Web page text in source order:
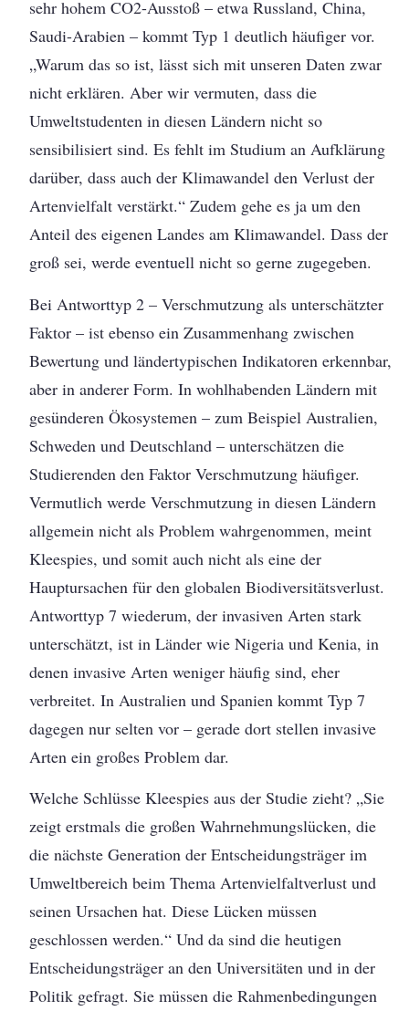
sehr hohem CO2-Ausstoß – etwa Russland, China,
Saudi-Arabien – kommt Typ 1 deutlich häufiger vor.
„Warum das so ist, lässt sich mit unseren Daten zwar
nicht erklären. Aber wir vermuten, dass die
Umweltstudenten in diesen Ländern nicht so
sensibilisiert sind. Es fehlt im Studium an Aufklärung
darüber, dass auch der Klimawandel den Verlust der
Artenvielfalt verstärkt.“ Zudem gehe es ja um den
Anteil des eigenen Landes am Klimawandel. Dass der
groß sei, werde eventuell nicht so gerne zugegeben.
Bei Antworttyp 2 – Verschmutzung als unterschätzter
Faktor – ist ebenso ein Zusammenhang zwischen
Bewertung und ländertypischen Indikatoren erkennbar,
aber in anderer Form. In wohlhabenden Ländern mit
gesünderen Ökosystemen – zum Beispiel Australien,
Schweden und Deutschland – unterschätzen die
Studierenden den Faktor Verschmutzung häufiger.
Vermutlich werde Verschmutzung in diesen Ländern
allgemein nicht als Problem wahrgenommen, meint
Kleespies, und somit auch nicht als eine der
Hauptursachen für den globalen Biodiversitätsverlust.
Antworttyp 7 wiederum, der invasiven Arten stark
unterschätzt, ist in Länder wie Nigeria und Kenia, in
denen invasive Arten weniger häufig sind, eher
verbreitet. In Australien und Spanien kommt Typ 7
dagegen nur selten vor – gerade dort stellen invasive
Arten ein großes Problem dar.
Welche Schlüsse Kleespies aus der Studie zieht? „Sie
zeigt erstmals die großen Wahrnehmungslücken, die
die nächste Generation der Entscheidungsträger im
Umweltbereich beim Thema Artenvielfaltverlust und
seinen Ursachen hat. Diese Lücken müssen
geschlossen werden.“ Und da sind die heutigen
Entscheidungsträger an den Universitäten und in der
Politik gefragt. Sie müssen die Rahmenbedingungen